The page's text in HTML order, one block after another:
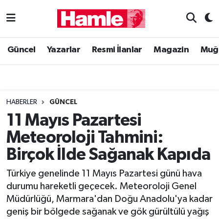
Güncel Yazarlar Resmi İlanlar Magazin
HABERLER GÜNCEL
11 Mayıs Pazartesi
Meteoroloji Tahmini:
Birçok İlde Sağanak Kapıda
Türkiye genelinde 11 Mayıs Pazartesi günü hava
durumu hareketli geçecek. Meteoroloji Genel
Müdürlüğü, Marmara'dan Doğu Anadolu'ya kadar
geniş bir bölgede sağanak ve gök gürültülü yağış
Güncel
Magazin
Muğla Haber
Siyaset
Muğla Nöbetçi Eczaneler
Muğla Trafik Yoğunluk Haritası
Süper Lig Puan Durumu ve Fikstür
Tüm Manşetler
Son Dakika Haberleri
Haber Arşivi